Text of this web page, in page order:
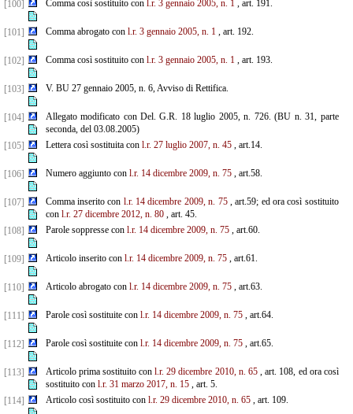
[100] Comma così sostituito con l.r. 3 gennaio 2005, n. 1, art. 191.
[101] Comma abrogato con l.r. 3 gennaio 2005, n. 1, art. 192.
[102] Comma così sostituito con l.r. 3 gennaio 2005, n. 1, art. 193.
[103] V. BU 27 gennaio 2005, n. 6, Avviso di Rettifica.
[104]
Allegato modificato con Del. G.R. 18 luglio 2005, n. 726. (BU n. 31, parte
seconda, del 03.08.2005)
[105]
Lettera così sostituita con l.r. 27 luglio 2007, n. 45, art.14.
[106] Numero aggiunto con l.r. 14 dicembre 2009, n. 75, art.58.
[107] Comma inserito con l.r. 14 dicembre 2009, n. 75, art.59; ed ora così sostituito
con l.r. 27 dicembre 2012, n. 80, art. 45.
[108]
Parole soppresse con l.r. 14 dicembre 2009, n. 75, art.60.
[109] Articolo inserito con l.r. 14 dicembre 2009, n. 75, art.61.
[110] Articolo abrogato con l.r. 14 dicembre 2009, n. 75, art.63.
[111] Parole così sostituite con l.r. 14 dicembre 2009, n. 75, art.64.
[112] Parole così sostituite con l.r. 14 dicembre 2009, n. 75, art.65.
[113] Articolo prima sostituito conl.r. 29 dicembre 2010, n. 65, art. 108, ed ora così
sostituito con l.r. 31 marzo 2017, n. 15, art. 5.
[114]
Articolo così sostituito con l.r. 29 dicembre 2010, n. 65, art. 109.